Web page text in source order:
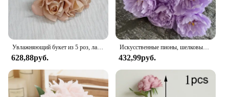
628,88руб.
Искусственные пионы, шелковые цветы, букет, украшение для дома, гостиной, стола, свадебное украшение, искусственные цветы, искусственный цветок
432,99руб.